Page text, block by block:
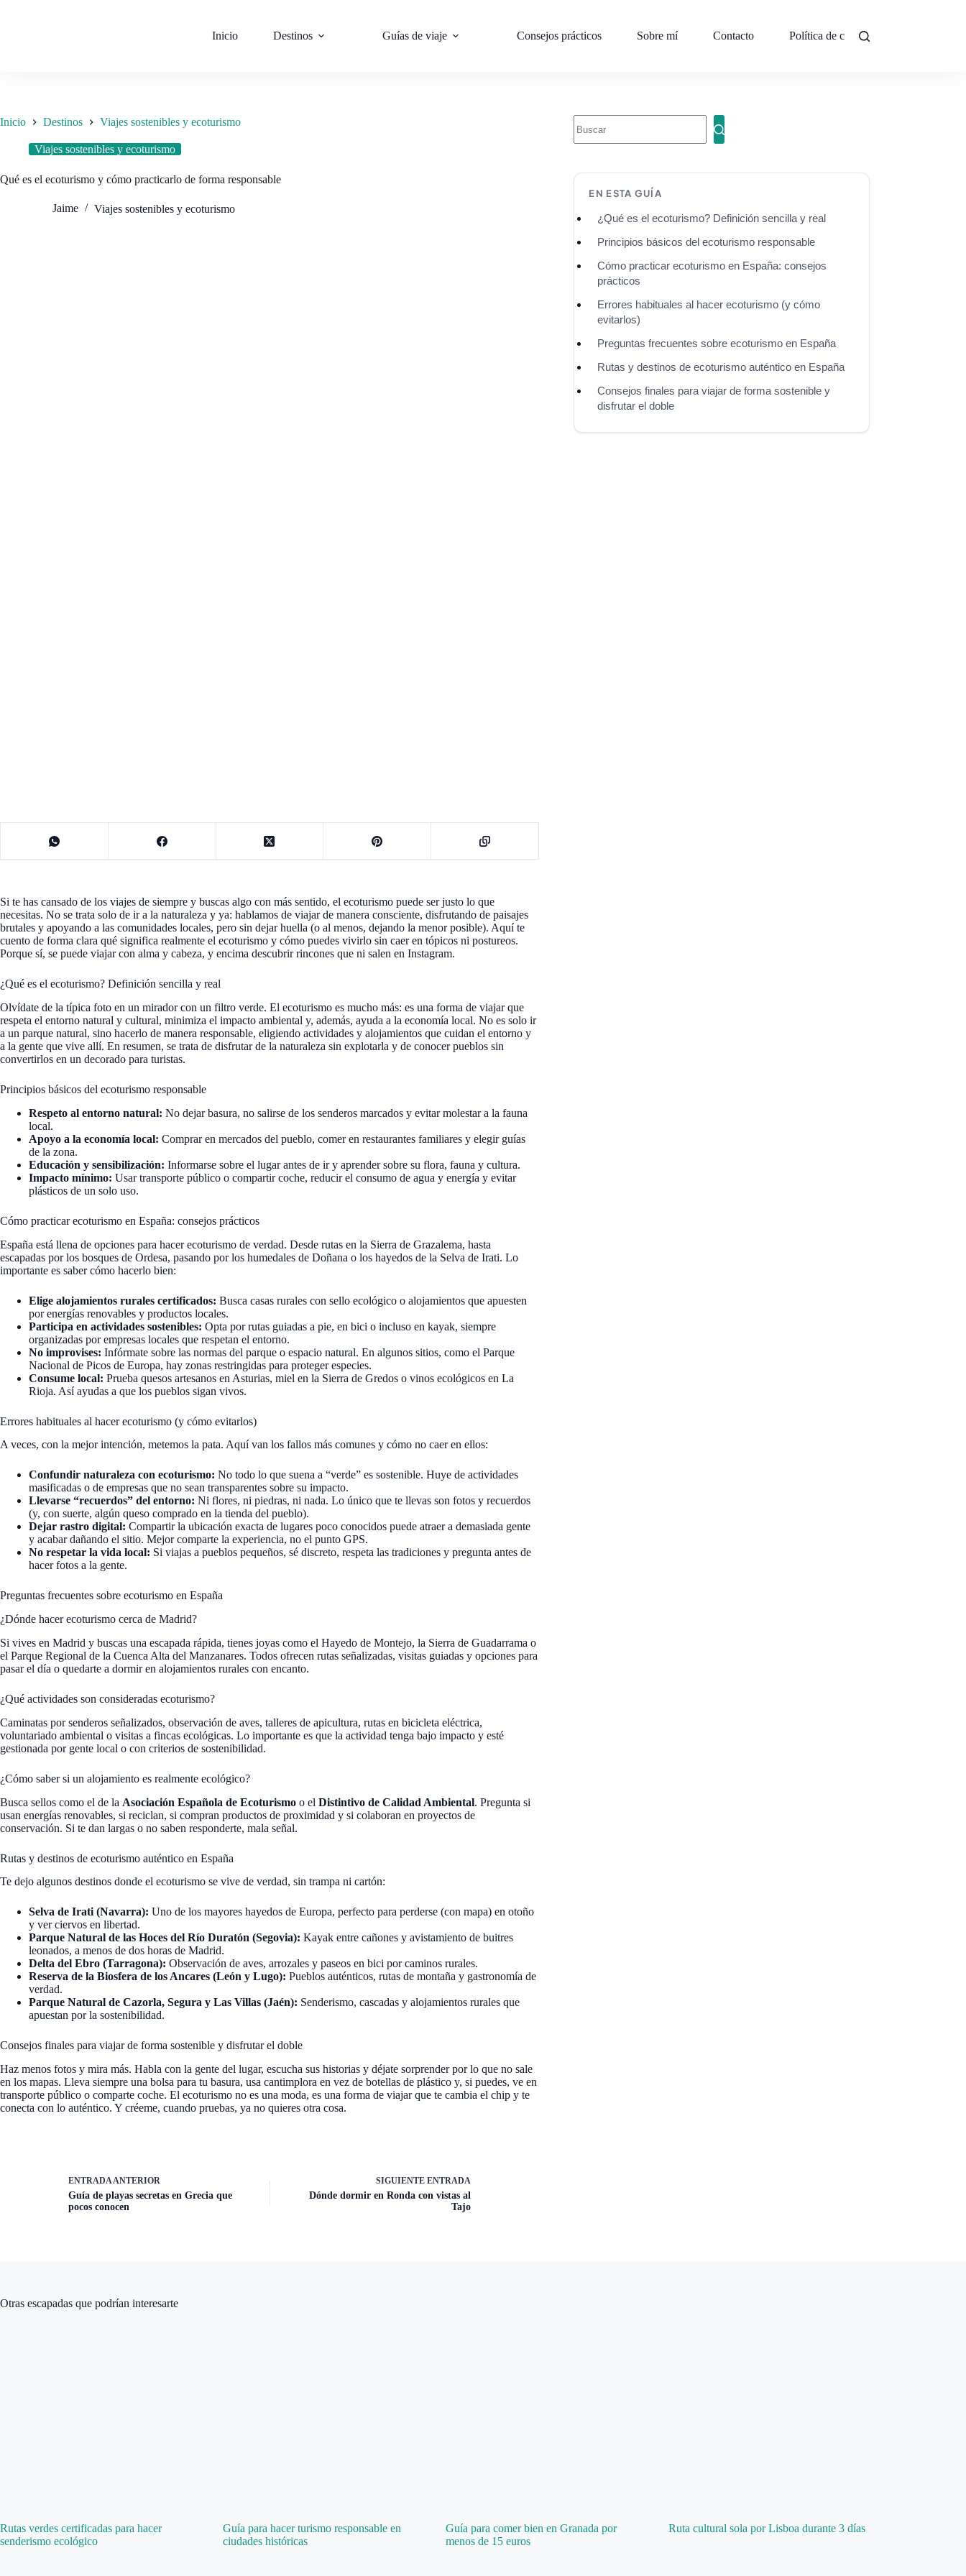
Inicio Destinos Guías de viaje Consejos prácticos Sobre mí Contacto Política de cookies (UE)
Inicio Destinos Viajes sostenibles y ecoturismo
Viajes sostenibles y ecoturismo
Qué es el ecoturismo y cómo practicarlo de forma responsable
Jaime Viajes sostenibles y ecoturismo
Si te has cansado de los viajes de siempre y buscas algo con más sentido, el ecoturismo puede ser justo lo que
necesitas. No se trata solo de ir a la naturaleza y ya: hablamos de viajar de manera consciente, disfrutando de paisajes
brutales y apoyando a las comunidades locales, pero sin dejar huella (o al menos, dejando la menor posible). Aquí te
cuento de forma clara qué significa realmente el ecoturismo y cómo puedes vivirlo sin caer en tópicos ni postureos.
Porque sí, se puede viajar con alma y cabeza, y encima descubrir rincones que ni salen en Instagram.
¿Qué es el ecoturismo? Definición sencilla y real
Olvídate de la típica foto en un mirador con un filtro verde. El ecoturismo es mucho más: es una forma de viajar que
respeta el entorno natural y cultural, minimiza el impacto ambiental y, además, ayuda a la economía local. No es solo ir
a un parque natural, sino hacerlo de manera responsable, eligiendo actividades y alojamientos que cuidan el entorno y
a la gente que vive allí. En resumen, se trata de disfrutar de la naturaleza sin explotarla y de conocer pueblos sin
convertirlos en un decorado para turistas.
Principios básicos del ecoturismo responsable
Respeto al entorno natural: No dejar basura, no salirse de los senderos marcados y evitar molestar a la fauna
local.
Apoyo a la economía local: Comprar en mercados del pueblo, comer en restaurantes familiares y elegir guías
de la zona.
Educación y sensibilización: Informarse sobre el lugar antes de ir y aprender sobre su flora, fauna y cultura.
Impacto mínimo: Usar transporte público o compartir coche, reducir el consumo de agua y energía y evitar
plásticos de un solo uso.
Cómo practicar ecoturismo en España: consejos prácticos
España está llena de opciones para hacer ecoturismo de verdad. Desde rutas en la Sierra de Grazalema, hasta
escapadas por los bosques de Ordesa, pasando por los humedales de Doñana o los hayedos de la Selva de Irati. Lo
importante es saber cómo hacerlo bien:
Elige alojamientos rurales certificados: Busca casas rurales con sello ecológico o alojamientos que apuesten
por energías renovables y productos locales.
Participa en actividades sostenibles: Opta por rutas guiadas a pie, en bici o incluso en kayak, siempre
organizadas por empresas locales que respetan el entorno.
No improvises: Infórmate sobre las normas del parque o espacio natural. En algunos sitios, como el Parque
Nacional de Picos de Europa, hay zonas restringidas para proteger especies.
Consume local: Prueba quesos artesanos en Asturias, miel en la Sierra de Gredos o vinos ecológicos en La
Rioja. Así ayudas a que los pueblos sigan vivos.
Errores habituales al hacer ecoturismo (y cómo evitarlos)
A veces, con la mejor intención, metemos la pata. Aquí van los fallos más comunes y cómo no caer en ellos:
Confundir naturaleza con ecoturismo: No todo lo que suena a “verde” es sostenible. Huye de actividades
masificadas o de empresas que no sean transparentes sobre su impacto.
Llevarse “recuerdos” del entorno: Ni flores, ni piedras, ni nada. Lo único que te llevas son fotos y recuerdos
(y, con suerte, algún queso comprado en la tienda del pueblo).
Dejar rastro digital: Compartir la ubicación exacta de lugares poco conocidos puede atraer a demasiada gente
y acabar dañando el sitio. Mejor comparte la experiencia, no el punto GPS.
No respetar la vida local: Si viajas a pueblos pequeños, sé discreto, respeta las tradiciones y pregunta antes de
hacer fotos a la gente.
Preguntas frecuentes sobre ecoturismo en España
¿Dónde hacer ecoturismo cerca de Madrid?
Si vives en Madrid y buscas una escapada rápida, tienes joyas como el Hayedo de Montejo, la Sierra de Guadarrama o
el Parque Regional de la Cuenca Alta del Manzanares. Todos ofrecen rutas señalizadas, visitas guiadas y opciones para
pasar el día o quedarte a dormir en alojamientos rurales con encanto.
¿Qué actividades son consideradas ecoturismo?
Caminatas por senderos señalizados, observación de aves, talleres de apicultura, rutas en bicicleta eléctrica,
voluntariado ambiental o visitas a fincas ecológicas. Lo importante es que la actividad tenga bajo impacto y esté
gestionada por gente local o con criterios de sostenibilidad.
¿Cómo saber si un alojamiento es realmente ecológico?
Busca sellos como el de la Asociación Española de Ecoturismo o el Distintivo de Calidad Ambiental. Pregunta si
usan energías renovables, si reciclan, si compran productos de proximidad y si colaboran en proyectos de
conservación. Si te dan largas o no saben responderte, mala señal.
Rutas y destinos de ecoturismo auténtico en España
Te dejo algunos destinos donde el ecoturismo se vive de verdad, sin trampa ni cartón:
Selva de Irati (Navarra): Uno de los mayores hayedos de Europa, perfecto para perderse (con mapa) en otoño
y ver ciervos en libertad.
Parque Natural de las Hoces del Río Duratón (Segovia): Kayak entre cañones y avistamiento de buitres
leonados, a menos de dos horas de Madrid.
Delta del Ebro (Tarragona): Observación de aves, arrozales y paseos en bici por caminos rurales.
Reserva de la Biosfera de los Ancares (León y Lugo): Pueblos auténticos, rutas de montaña y gastronomía de
verdad.
Parque Natural de Cazorla, Segura y Las Villas (Jaén): Senderismo, cascadas y alojamientos rurales que
apuestan por la sostenibilidad.
Consejos finales para viajar de forma sostenible y disfrutar el doble
Haz menos fotos y mira más. Habla con la gente del lugar, escucha sus historias y déjate sorprender por lo que no sale
en los mapas. Lleva siempre una bolsa para tu basura, usa cantimplora en vez de botellas de plástico y, si puedes, ve en
transporte público o comparte coche. El ecoturismo no es una moda, es una forma de viajar que te cambia el chip y te
conecta con lo auténtico. Y créeme, cuando pruebas, ya no quieres otra cosa.
ENTRADA ANTERIOR
Guía de playas secretas en Grecia que
pocos conocen
SIGUIENTE ENTRADA
Dónde dormir en Ronda con vistas al
Tajo
EN ESTA GUÍA
¿Qué es el ecoturismo? Definición sencilla y real
Principios básicos del ecoturismo responsable
Cómo practicar ecoturismo en España: consejos
prácticos
Errores habituales al hacer ecoturismo (y cómo
evitarlos)
Preguntas frecuentes sobre ecoturismo en España
Rutas y destinos de ecoturismo auténtico en España
Consejos finales para viajar de forma sostenible y
disfrutar el doble
Otras escapadas que podrían interesarte
Rutas verdes certificadas para hacer
senderismo ecológico
Guía para hacer turismo responsable en
ciudades históricas
Guía para comer bien en Granada por
menos de 15 euros
Ruta cultural sola por Lisboa durante 3 días